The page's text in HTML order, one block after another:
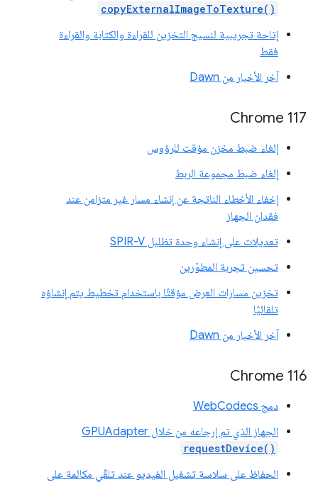
copyExternalImageToTexture()
إتاحة تجريبية لنسيج التخزين للقراءة والكتابة والقراءة
فقط
آخر الأخبار من Dawn
‫Chrome 117
إلغاء ضبط مخزن مؤقت للرؤوس
إلغاء ضبط مجموعة الربط
إخفاء الأخطاء الناتجة عن إنشاء مسار غير متزامن عند
فقدان الجهاز
تعديلات على إنشاء وحدة تظليل SPIR-V
تحسين تجربة المطوّرين
تخزين مسارات العرض مؤقتًا باستخدام تخطيط يتم إنشاؤه
تلقائيًا
آخر الأخبار من Dawn
Chrome 116
دمج WebCodecs
الجهاز الذي تم إرجاعه من خلال GPUAdapter
requestDevice()
الحفاظ على سلاسة تشغيل الفيديو عند تلقّي مكالمة على